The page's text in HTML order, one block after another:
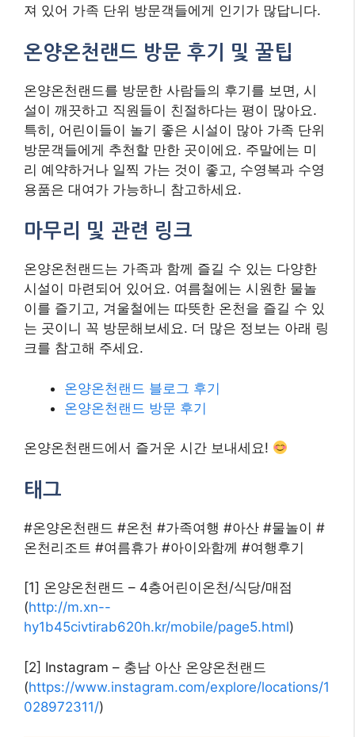
져 있어 가족 단위 방문객들에게 인기가 많답니다.
온양온천랜드 방문 후기 및 꿀팁
온양온천랜드를 방문한 사람들의 후기를 보면, 시
설이 깨끗하고 직원들이 친절하다는 평이 많아요.
특히, 어린이들이 놀기 좋은 시설이 많아 가족 단위
방문객들에게 추천할 만한 곳이에요. 주말에는 미
리 예약하거나 일찍 가는 것이 좋고, 수영복과 수영
용품은 대여가 가능하니 참고하세요.
마무리 및 관련 링크
온양온천랜드는 가족과 함께 즐길 수 있는 다양한
시설이 마련되어 있어요. 여름철에는 시원한 물놀
이를 즐기고, 겨울철에는 따뜻한 온천을 즐길 수 있
는 곳이니 꼭 방문해보세요. 더 많은 정보는 아래 링
크를 참고해 주세요.
온양온천랜드 블로그 후기
온양온천랜드 방문 후기
온양온천랜드에서 즐거운 시간 보내세요!
태그
#온양온천랜드 #온천 #가족여행 #아산 #물놀이 #
온천리조트 #여름휴가 #아이와함께 #여행후기
[1] 온양온천랜드 – 4층어린이온천/식당/매점
(http://m.xn--
hy1b45civtirab620h.kr/mobile/page5.html)
[2] Instagram – 충남 아산 온양온천랜드
(https://www.instagram.com/explore/locations/1
028972311/)